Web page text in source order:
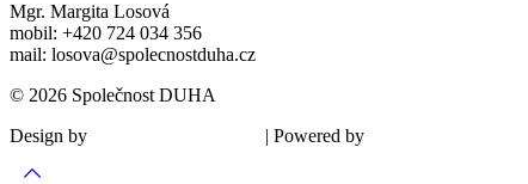
Mgr. Margita Losová
mobil: +420 724 034 356
mail: losova@spolecnostduha.cz
© 2026 Společnost DUHA
Design by
| Powered by